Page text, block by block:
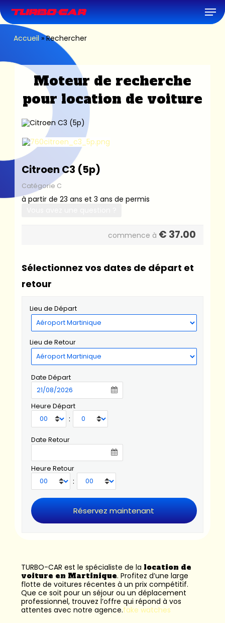
to
main
content
Accueil »Rechercher
Moteur de recherche
pour location de voiture
Citroen C3 (5p)
Catégorie C
à partir de 23 ans et 3 ans de permis
commence à € 37.00
Sélectionnez vos dates de départ et
retour
Lieu de Départ
Lieu de Retour
Date Départ
Heure Départ
:
Date Retour
Heure Retour
:
TURBO-CAR est le spécialiste de la location de
voiture en Martinique. Profitez d’une large
flotte de voitures récentes à un prix compétitif.
Que ce soit pour un séjour ou un déplacement
professionnel, trouvez l’offre qui répond à vos
attentes avec notre agence.fake watches